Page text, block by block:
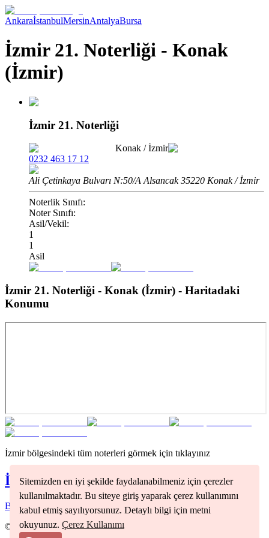
Sitemizden en iyi şekilde faydalanabilmeniz için çerezler
kullanılmaktadır. Bu siteye giriş yaparak çerez kullanımını
kabul etmiş sayılıyorsunuz. Detaylı bilgi için metni
okuyunuz. Çerez Kullanımı
AnkaraİstanbulMersinAntalyaBursa
İzmir 21. Noterliği - Konak
(İzmir)
İzmir 21. Noterliği
Konak /İzmir
0232 463 17 12
Ali Çetinkaya Bulvarı N:50/A Alsancak 35220 Konak / İzmir
Noterlik Sınıfı:
Noter Sınıfı:
Asil/Vekil:
1
1
Asil
İzmir 21. Noterliği - Konak (İzmir) - Haritadaki
Konumu
İzmirbölgesindeki tüm noterleri görmek için tıklayınız
İzmirNoterleri
Bornova ( 1) Çiğli ) 1) Konak (3 )
©
2026Nöbetçi Noter